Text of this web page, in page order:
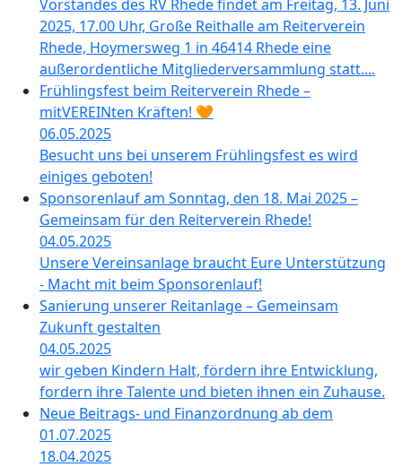
Vorstandes des RV Rhede findet am Freitag, 13. Juni
2025, 17.00 Uhr, Große Reithalle am Reiterverein
Rhede, Hoymersweg 1 in 46414 Rhede eine
außerordentliche Mitgliederversammlung statt....
Frühlingsfest beim Reiterverein Rhede –
mitVEREINten Kräften! 🧡
06.05.2025
Besucht uns bei unserem Frühlingsfest es wird
einiges geboten!
Sponsorenlauf am Sonntag, den 18. Mai 2025 –
Gemeinsam für den Reiterverein Rhede!
04.05.2025
Unsere Vereinsanlage braucht Eure Unterstützung
- Macht mit beim Sponsorenlauf!
Sanierung unserer Reitanlage – Gemeinsam
Zukunft gestalten
04.05.2025
wir geben Kindern Halt, fördern ihre Entwicklung,
fordern ihre Talente und bieten ihnen ein Zuhause.
Neue Beitrags- und Finanzordnung ab dem
01.07.2025
18.04.2025